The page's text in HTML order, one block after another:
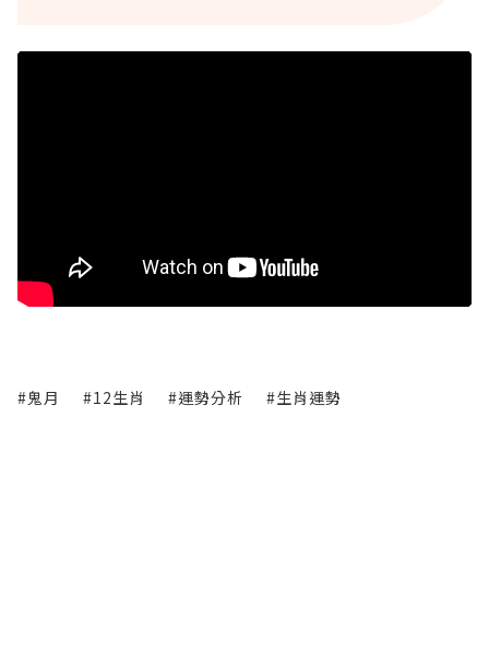
#鬼月 #12生肖 #運勢分析 #生肖運勢